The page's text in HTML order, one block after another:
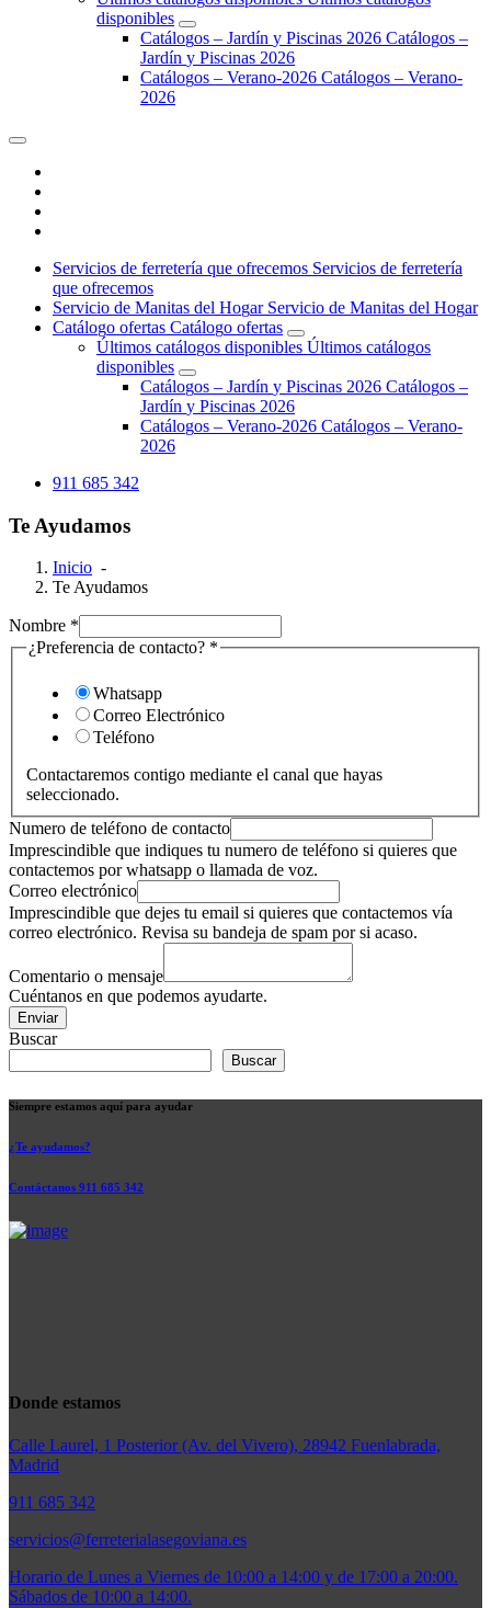
disponibles
Catálogos – Jardín y Piscinas 2026 Catálogos –
Jardín y Piscinas 2026
Catálogos – Verano-2026 Catálogos – Verano-
2026
Servicios de ferretería que ofrecemos Servicios de ferretería
que ofrecemos
Servicio de Manitas del Hogar Servicio de Manitas del Hogar
Catálogo ofertas Catálogo ofertas
Últimos catálogos disponibles Últimos catálogos
disponibles
Catálogos – Jardín y Piscinas 2026 Catálogos –
Jardín y Piscinas 2026
Catálogos – Verano-2026 Catálogos – Verano-
2026
911 685 342
Te Ayudamos
Inicio -
Te Ayudamos
Nombre *
¿Preferencia de contacto? *
Whatsapp
Correo Electrónico
Teléfono
Contactaremos contigo mediante el canal que hayas
seleccionado.
Numero de teléfono de contacto
Imprescindible que indiques tu numero de teléfono si quieres que
contactemos por whatsapp o llamada de voz.
Correo electrónico
Imprescindible que dejes tu email si quieres que contactemos vía
correo electrónico. Revisa su bandeja de spam por si acaso.
Comentario o mensaje
Cuéntanos en que podemos ayudarte.
Enviar
Buscar
Buscar
Siempre estamos aquí para ayudar
¿Te ayudamos?
Contáctanos 911 685 342
Donde estamos
Calle Laurel, 1 Posterior (Av. del Vivero), 28942 Fuenlabrada,
Madrid
911 685 342
servicios@ferreterialasegoviana.es
Horario de Lunes a Viernes de 10:00 a 14:00 y de 17:00 a 20:00.
Sábados de 10:00 a 14:00.